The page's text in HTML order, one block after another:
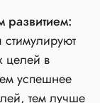
развитием:
целей в
успешнее
тем лучше